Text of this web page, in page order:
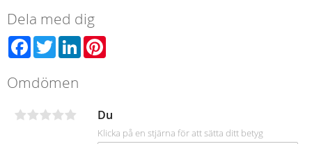
Dela med dig
Facebook
TwitterLinkedIn
Omdömen
Du
Klicka på en stjärna för att sätta ditt betyg